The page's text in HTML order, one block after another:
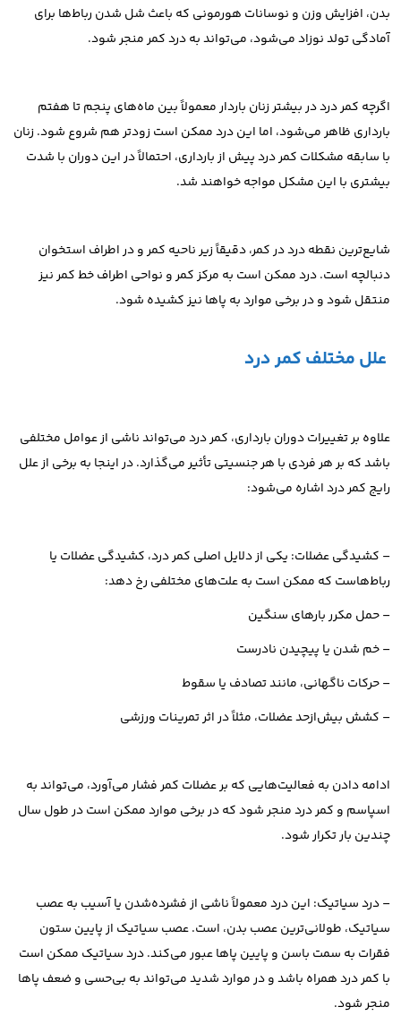
بدن، افزایش وزن و نوسانات هورمونی که باعث شل شدن رباط‌ها برای
آمادگی تولد نوزاد می‌شود، می‌تواند به درد کمر منجر شود.
اگرچه کمر درد در بیشتر زنان باردار معمولاً بین ماه‌های پنجم تا هفتم
بارداری ظاهر می‌شود، اما این درد ممکن است زودتر هم شروع شود. زنان
با سابقه مشکلات کمر درد پیش از بارداری، احتمالاً در این دوران با شدت
بیشتری با این مشکل مواجه خواهند شد.
شایع‌ترین نقطه درد در کمر، دقیقاً زیر ناحیه کمر و در اطراف استخوان
دنبالچه است. درد ممکن است به مرکز کمر و نواحی اطراف خط کمر نیز
منتقل شود و در برخی موارد به پاها نیز کشیده شود.
علل مختلف کمر درد
علاوه بر تغییرات دوران بارداری، کمر درد می‌تواند ناشی از عوامل مختلفی
باشد که بر هر فردی با هر جنسیتی تأثیر می‌گذارد. در اینجا به برخی از علل
رایج کمر درد اشاره می‌شود:
– کشیدگی عضلات: یکی از دلایل اصلی کمر درد، کشیدگی عضلات یا
رباط‌هاست که ممکن است به علت‌های مختلفی رخ دهد:
– حمل مکرر بارهای سنگین
– خم شدن یا پیچیدن نادرست
– حرکات ناگهانی، مانند تصادف یا سقوط
– کشش بیش‌ازحد عضلات، مثلاً در اثر تمرینات ورزشی
ادامه دادن به فعالیت‌هایی که بر عضلات کمر فشار می‌آورد، می‌تواند به
اسپاسم و کمر درد منجر شود که در برخی موارد ممکن است در طول سال
چندین بار تکرار شود.
– درد سیاتیک: این درد معمولاً ناشی از فشرده‌شدن یا آسیب به عصب
سیاتیک، طولانی‌ترین عصب بدن، است. عصب سیاتیک از پایین ستون
فقرات به سمت باسن و پایین پاها عبور می‌کند. درد سیاتیک ممکن است
با کمر درد همراه باشد و در موارد شدید می‌تواند به بی‌حسی و ضعف پاها
منجر شود.